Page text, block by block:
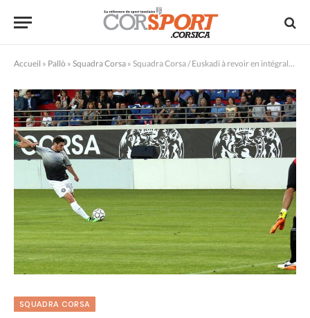
Accueil » Pallò » Squadra Corsa » Squadra Corsa / Euskadi à revoir en intégralité !
SQUADRA CORSA